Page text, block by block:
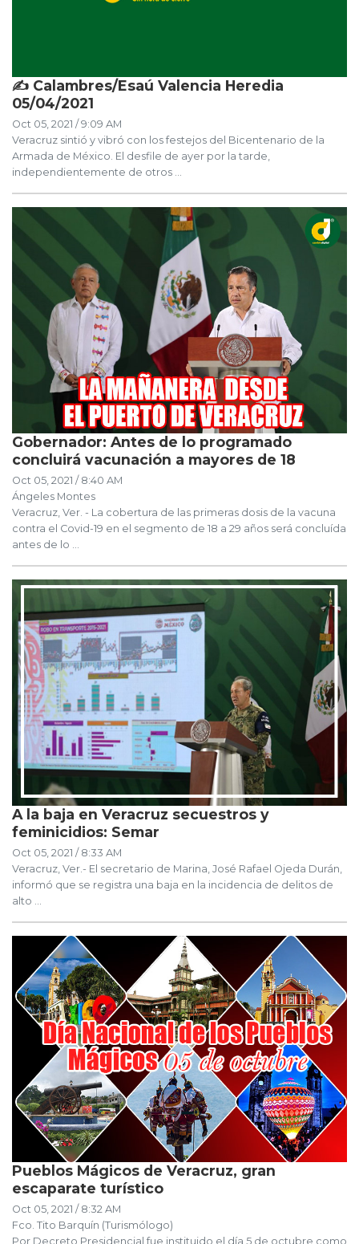
✍ Calambres/Esaú Valencia Heredia
05/04/2021
Oct 05, 2021 / 9:09 AM
Veracruz sintió y vibró con los festejos del Bicentenario de la
Armada de México. El desfile de ayer por la tarde,
independientemente de otros ...
Gobernador: Antes de lo programado
concluirá vacunación a mayores de 18
Oct 05, 2021 / 8:40 AM
Ángeles Montes
Veracruz, Ver. - La cobertura de las primeras dosis de la vacuna
contra el Covid-19 en el segmento de 18 a 29 años será concluída
antes de lo ...
A la baja en Veracruz secuestros y
feminicidios: Semar
Oct 05, 2021 / 8:33 AM
Veracruz, Ver.- El secretario de Marina, José Rafael Ojeda Durán,
informó que se registra una baja en la incidencia de delitos de
alto ...
Pueblos Mágicos de Veracruz, gran
escaparate turístico
Oct 05, 2021 / 8:32 AM
Fco. Tito Barquín (Turismólogo)
Por Decreto Presidencial fue instituido el día 5 de octubre como